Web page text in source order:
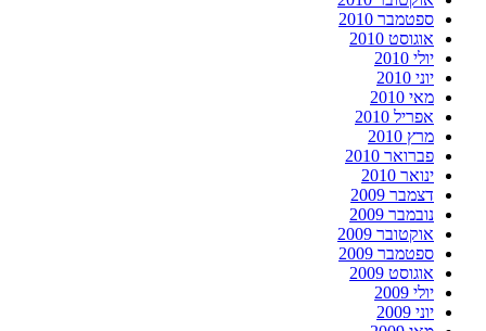
ספטמבר 2010
אוגוסט 2010
יולי 2010
יוני 2010
מאי 2010
אפריל 2010
מרץ 2010
פברואר 2010
ינואר 2010
דצמבר 2009
נובמבר 2009
אוקטובר 2009
ספטמבר 2009
אוגוסט 2009
יולי 2009
יוני 2009